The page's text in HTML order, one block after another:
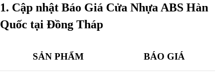
1. Cập nhật Báo Giá Cửa Nhựa ABS Hàn
Quốc tại Đồng Tháp
SẢN PHẨM BÁO GIÁ